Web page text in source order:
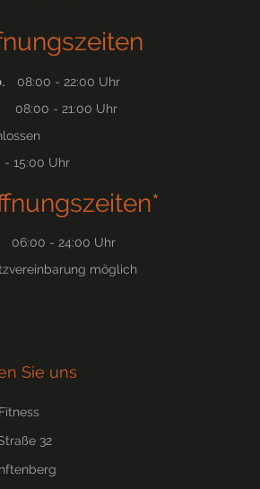
08:00 - 22:00 Uhr
- 21:00 Uhr
- 15:00 Uhr
06:00 - 24:00 Uhr
möglich
Sie uns
32